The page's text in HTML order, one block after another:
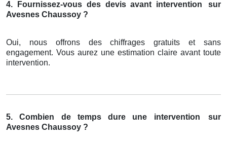
4. Fournissez-vous des devis avant intervention
sur
Avesnes Chaussoy ?
Oui, nous offrons des chiffrages gratuits et sans
engagement. Vous aurez une estimation claire avant toute
intervention.
5. Combien de temps dure une intervention
sur
Avesnes Chaussoy ?